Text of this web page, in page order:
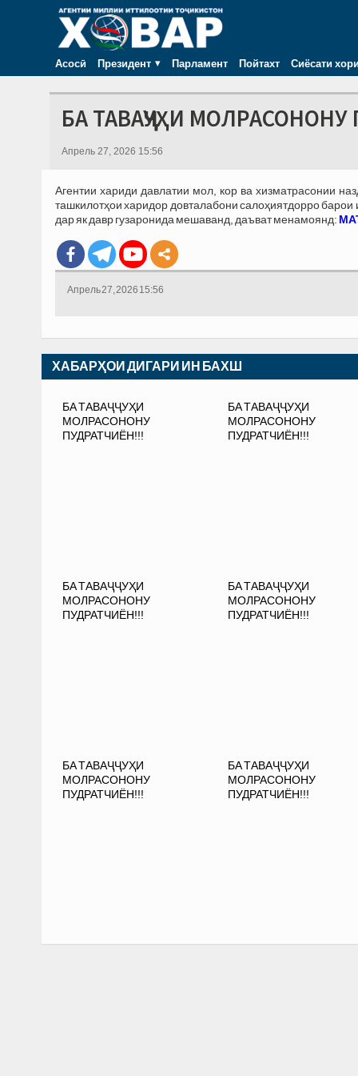
Асосӣ Президент Парламент Пойтахт Сиёсати
БА ТАВАҶҶУҲИ
Апрель 27, 2026 15:56
Агентии хариди давлатии мол, кор ва хизматрасонии
ташкилотҳои харидор довталабони салоҳиятдорро
дар як давр гузаронида мешаванд, даъват менамоянд:
Апрель 27, 2026 15:56
ХАБАРҲОИ ДИГАРИ ИН БАХШ
БА ТАВАҶҶУҲИ
МОЛРАСОНОНУ
ПУДРАТЧИЁН!!!
БА ТАВАҶҶУҲИ
МОЛРАСОНОНУ
ПУДРАТЧИЁН!!!
БА ТАВАҶҶУҲИ
МОЛРАСОНОНУ
ПУДРАТЧИЁН!!!
БА ТАВАҶҶУҲИ
МОЛРАСОНОНУ
ПУДРАТЧИЁН!!!
БА ТАВАҶҶУҲИ
МОЛРАСОНОНУ
ПУДРАТЧИЁН!!!
БА ТАВАҶҶУҲИ
МОЛРАСОНОНУ
ПУДРАТЧИЁН!!!